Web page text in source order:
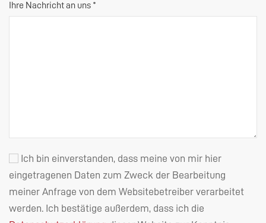
Ihre Nachricht an uns *
Ich bin einverstanden, dass meine von mir hier
eingetragenen Daten zum Zweck der Bearbeitung
meiner Anfrage von dem Websitebetreiber verarbeitet
werden. Ich bestätige außerdem, dass ich die